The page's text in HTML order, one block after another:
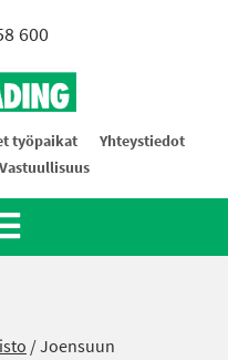
600
työpaikat
Yhteystiedot
Vastuullisuus
/Joensuun